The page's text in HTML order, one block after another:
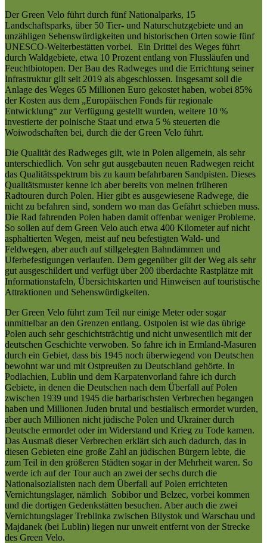
Der Green Velo führt durch fünf Nationalparks, 15
Landschaftsparks, über 50 Tier- und Naturschutzgebiete und an
unzähligen Sehenswürdigkeiten und historischen Orten sowie fünf
UNESCO-Welterbestätten vorbei. Ein Drittel des Weges führt
durch Waldgebiete, etwa 10 Prozent entlang von Flussläufen und
Feuchtbiotopen. Der Bau des Radweges und die Errichtung seiner
Infrastruktur gilt seit 2019 als abgeschlossen. Insgesamt soll die
Anlage des Weges 65 Millionen Euro gekostet haben, wobei 85%
der Kosten aus dem „Europäischen Fonds für regionale
Entwicklung“ zur Verfügung gestellt wurden, weitere 10 %
investierte der polnische Staat und etwa 5 % steuerten die
Woiwodschaften bei, durch die der Green Velo führt.
Die Qualität des Radweges gilt, wie in Polen allgemein, als sehr
unterschiedlich. Von sehr gut ausgebauten neuen Radwegen reicht
das Qualitätsspektrum bis zu kaum befahrbaren Sandpisten. Dieses
Qualitätsmuster kenne ich aber bereits von meinen früheren
Radtouren durch Polen. Hier gibt es ausgewiesene Radwege, die
nicht zu befahren sind, sondern wo man das Gefährt schieben muss.
Die Rad fahrenden Polen haben damit offenbar weniger Probleme.
So sollen auf dem Green Velo auch etwa 400 Kilometer auf nicht
asphaltierten Wegen, meist auf neu befestigten Wald- und
Feldwegen, aber auch auf stillgelegten Bahndämmen und
Uferbefestigungen verlaufen. Dem gegenüber gilt der Weg als sehr
gut ausgeschildert und verfügt über 200 überdachte Rastplätze mit
Informationstafeln, Übersichtskarten und Hinweisen auf touristische
Attraktionen und Sehenswürdigkeiten.
Der Green Velo führt zum Teil nur einige Meter oder sogar
unmittelbar an den Grenzen entlang. Ostpolen ist wie das übrige
Polen auch sehr geschichtsträchtig und nicht unwesentlich mit der
deutschen Geschichte verwoben. So fahre ich in Ermland-Masuren
durch ein Gebiet, dass bis 1945 noch überwiegend von Deutschen
bewohnt war und mit Ostpreußen zu Deutschland gehörte. In
Podlachien, Lublin und dem Karpatenvorland fahre ich durch
Gebiete, in denen die Deutschen nach dem Überfall auf Polen
zwischen 1939 und 1945 die barbarischsten Verbrechen begangen
haben und Millionen Juden brutal und bestialisch ermordet wurden,
aber auch Millionen nicht jüdische Polen und Ukrainer durch
Deutsche ermordet oder im Widerstand und Krieg zu Tode kamen.
Das Ausmaß dieser Verbrechen erklärt sich auch dadurch, das in
diesen Gebieten eine große Zahl an jüdischen Bürgern lebte, die
zum Teil in den größeren Städten sogar in der Mehrheit waren. So
werde ich auf der Tour auch an zwei der sechs durch die
Nationalsozialisten nach dem Überfall auf Polen errichteten
Vernichtungslager, nämlich Sobibor und Belzec, vorbei kommen
und die dortigen Gedenkstätten besuchen. Aber auch die zwei
Vernichtungslager Treblinka zwischen Bilystok und Warschau und
Majdanek (bei Lublin) liegen nur unweit entfernt von der Strecke
des Green Velo.